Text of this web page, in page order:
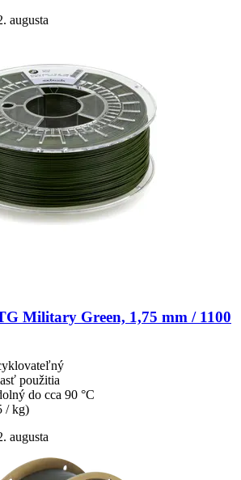
augusta
Military Green, 1,75 mm / 1100
použitia
do cca 90 °C
/ kg)
augusta